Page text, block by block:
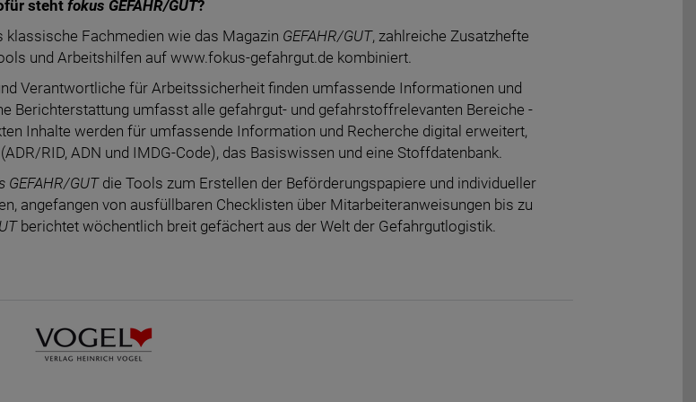
stehtfokus GEFAHR/GUT?
Fachmedien wie das Magazin GEFAHR/GUT, zahlreiche Zusatzhefte
und Arbeitshilfen auf www.fokus-gefahrgut.de kombiniert.
Verantwortliche für Arbeitssicherheit finden umfassende Informationen und
Berichterstattung umfasst alle gefahrgut- und gefahrstoffrelevanten Bereiche -
Inhalte werden für umfassende Information und Recherche digital erweitert,
RID, ADN und IMDG-Code), das Basiswissen und eine Stoffdatenbank.
GEFAHR/GUTdie Tools zum Erstellen der Beförderungspapiere und individueller
angefangen von ausfüllbaren Checklisten über Mitarbeiteranweisungen bis zu
berichtet wöchentlich breit gefächert aus der Welt der Gefahrgutlogistik.